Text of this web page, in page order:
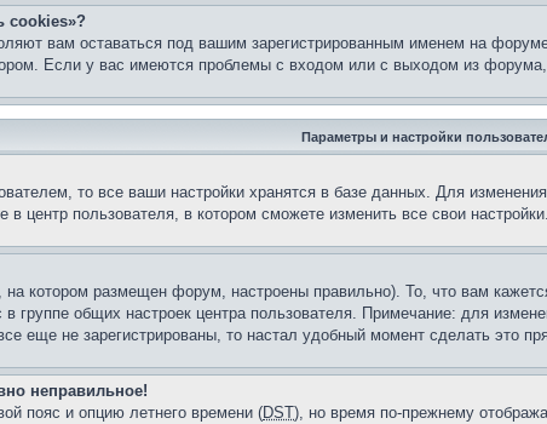
cookies»?
вам оставаться под вашим зарегистрированным именем на
Если у вас имеются проблемы с входом или с выходом из
Параметры и настройки
то все ваши настройки хранятся в базе данных. Для
центр пользователя, в котором сможете изменить все свои настройки.
котором размещен форум, настроены правильно). То, что вам
группе общих настроек центра пользователя. Примечание: для
еще не зарегистрированы, то настал удобный момент сделать это
неправильное!
пояс и опцию летнего времени (DST), но время по-прежнему